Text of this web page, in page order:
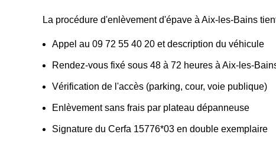
La procédure d'enlèvement d'épave à Aix-les-Bains
Appel au 09 72 55 40 20 et description du véhicule
Rendez-vous fixé sous 48 à 72 heures à Aix-les-
Vérification de l'accès (parking, cour, voie publique)
Enlèvement sans frais par plateau dépanneuse
Signature du Cerfa 15776*03 en double exemplaire